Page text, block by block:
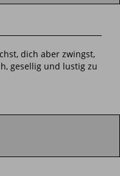
dich aber zwingst,
gesellig und lustig zu